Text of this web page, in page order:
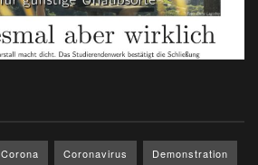
Corona Coronavirus Demonstration